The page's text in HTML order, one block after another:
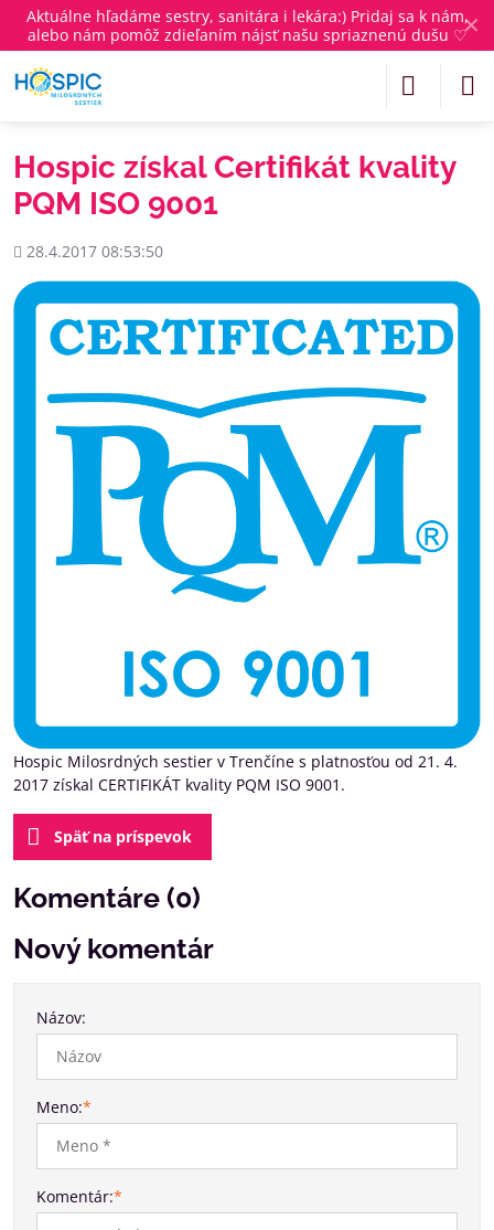
✕
Aktuálne hľadáme sestry, sanitára i lekára:) Pridaj sa k nám,
alebo nám pomôž zdieľaním nájsť našu spriaznenú dušu ♡
Hospic získal Certifikát kvality
PQM ISO 9001
Pridané
28.4.2017 08:53:50
Hospic Milosrdných sestier v Trenčíne s platnosťou od 21. 4.
2017 získal CERTIFIKÁT kvality PQM ISO 9001.
Späť na príspevok
Komentáre (0)
Nový komentár
Názov:
Meno:*
Komentár:*